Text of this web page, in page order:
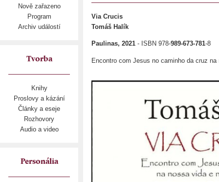
Nově zařazeno
Program
Archiv událostí
Tvorba
Knihy
Proslovy a kázání
Články a eseje
Rozhovory
Audio a video
Personália
Via Crucis
Tomáš Halík
Paulinas, 2021 - ISBN 978-989-673-781-8
Encontro com Jesus no caminho da cruz